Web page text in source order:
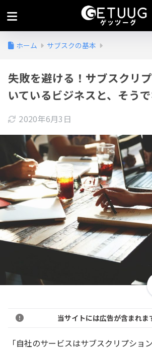
ホーム サブスクの基本
失敗を避ける！サブスクリ
いているビジネスと、そう
2020年6月3日
当サイトには広告が含まれま
「自社のサービスはサブスクリプショ